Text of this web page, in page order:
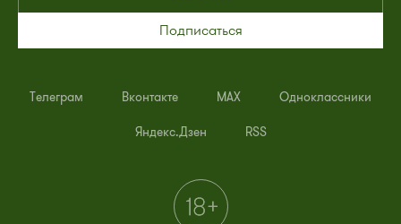
Подписаться
Телеграм Вконтакте MAX Одноклассники
Яндекс.Дзен RSS